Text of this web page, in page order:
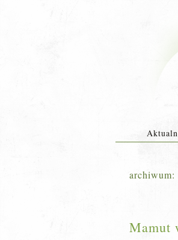
archiwum:
Mamut